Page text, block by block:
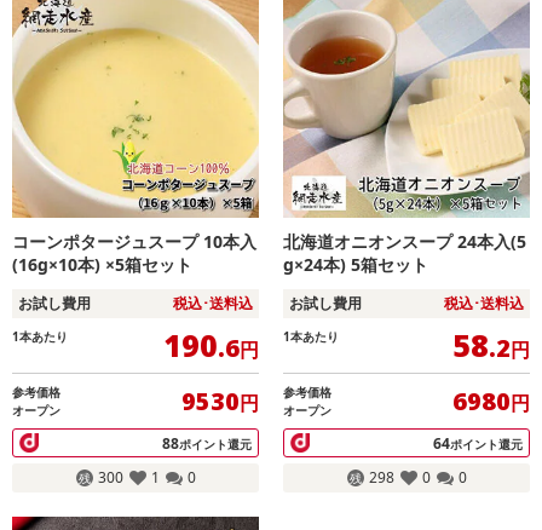
コーンポタージュスープ 10本入
(16g×10本) ×5箱セット
お試し費用 税込･送料込
1本あたり 190.6円
参考価格
オープン
9530円
88ポイント還元
300 1 0
北海道オニオンスープ 24本入(5
g×24本) 5箱セット
お試し費用 税込･送料込
1本あたり 58.2円
参考価格
オープン
6980円
64ポイント還元
298 0 0